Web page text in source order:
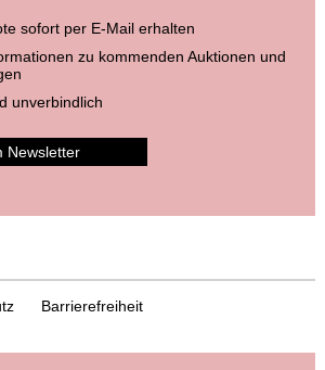
sofort per E-Mail erhalten
zu kommenden Auktionen und
unverbindlich
Newsletter
Barrierefreiheit